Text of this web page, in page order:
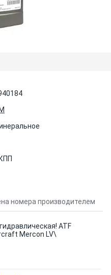
номера производителем
ATF
Mercon LV\